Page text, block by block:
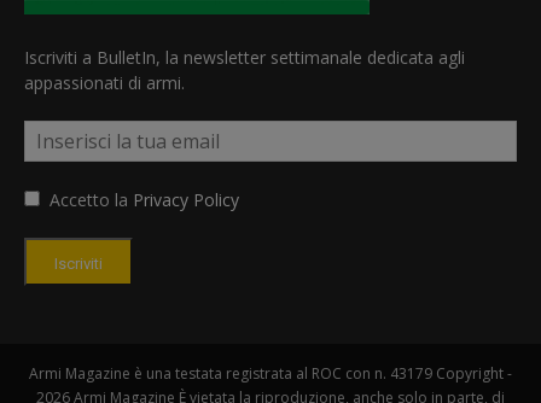
Iscriviti a BulletIn, la newsletter settimanale dedicata agli
appassionati di armi.
Accetto la Privacy Policy
Iscriviti
Armi Magazine è una testata registrata al ROC con n. 43179 Copyright -
2026 Armi Magazine È vietata la riproduzione, anche solo in parte, di